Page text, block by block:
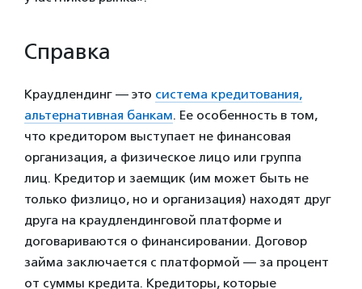
Справка
Краудлендинг — это система кредитования,
альтернативная банкам. Ее особенность в том,
что кредитором выступает не финансовая
организация, а физическое лицо или группа
лиц. Кредитор и заемщик (им может быть не
только физлицо, но и организация) находят друг
друга на краудлендинговой платформе и
договариваются о финансировании. Договор
займа заключается с платформой — за процент
от суммы кредита. Кредиторы, которые